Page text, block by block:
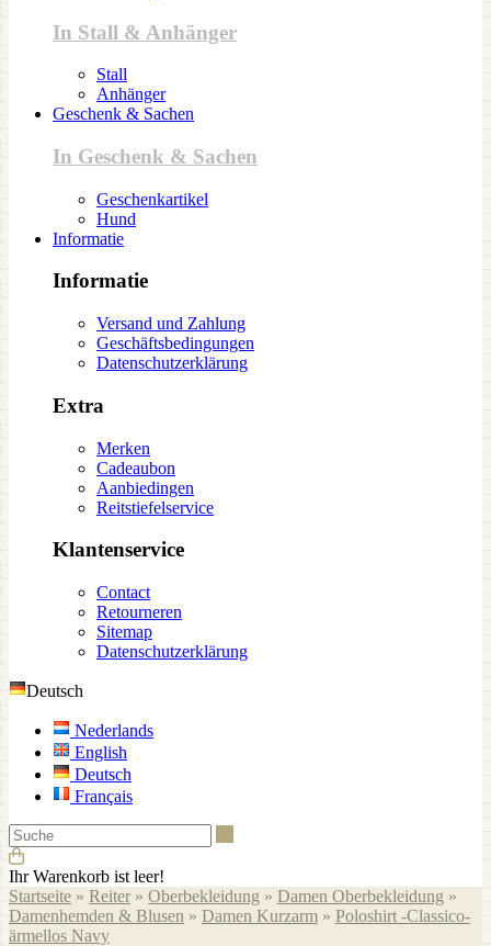
In Stall & Anhänger
Stall
Anhänger
Geschenk & Sachen
In Geschenk & Sachen
Geschenkartikel
Hund
Informatie
Informatie
Versand und Zahlung
Geschäftsbedingungen
Datenschutzerklärung
Extra
Merken
Cadeaubon
Aanbiedingen
Reitstiefelservice
Klantenservice
Contact
Retourneren
Sitemap
Datenschutzerklärung
Deutsch
Nederlands
English
Deutsch
Français
Ihr Warenkorb ist leer!
Startseite » Reiter » Oberbekleidung » Damen Oberbekleidung »
Damenhemden & Blusen » Damen Kurzarm » Poloshirt -Classico-
ärmellos Navy